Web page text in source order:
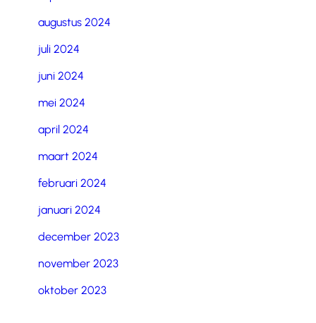
augustus 2024
juli 2024
juni 2024
mei 2024
april 2024
maart 2024
februari 2024
januari 2024
december 2023
november 2023
oktober 2023